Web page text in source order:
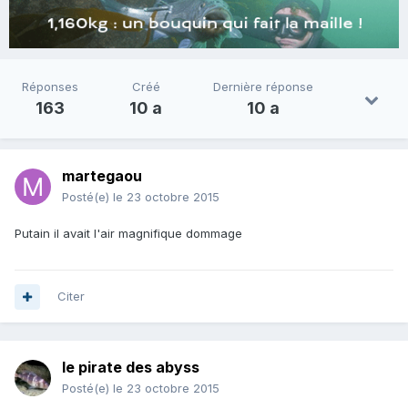
Réponses
163
Créé
10 a
Dernière réponse
10 a
martegaou
Posté(e) le 23 octobre 2015
Putain il avait l'air magnifique dommage
Citer
le pirate des abyss
Posté(e) le 23 octobre 2015